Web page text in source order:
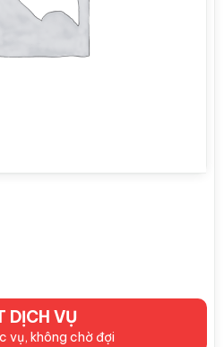
DỊCH VỤ
vụ, không chờ đợi